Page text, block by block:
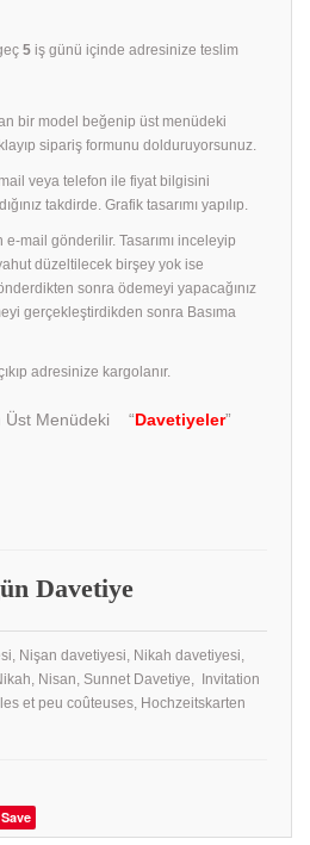
5 iş günü içinde adresinize teslim
bir model beğenip üst menüdeki
sipariş formunu dolduruyorsunuz.
veya telefon ile fiyat bilgisini
takdirde. Grafik tasarımı yapılıp.
e-mail gönderilir. Tasarımı inceleyip
düzeltilecek birşey yok ise
sonra ödemeyi yapacağınız
gerçekleştirdikden sonra Basıma
adresinize kargolanır.
Üst Menüdeki “Davetiyeler”
Davetiye
Nişan davetiyesi, Nikah davetiyesi,
Nisan, Sunnet Davetiye, Invitation
et peu coûteuses, Hochzeitskarten
Save